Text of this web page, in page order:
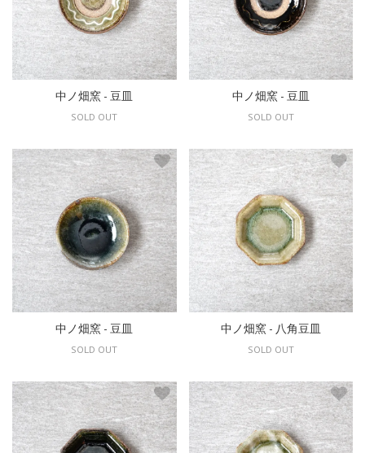
中ノ畑窯 - 豆皿
SOLD OUT
中ノ畑窯 - 豆皿
SOLD OUT
中ノ畑窯 - 豆皿
SOLD OUT
中ノ畑窯 - 八角豆皿
SOLD OUT